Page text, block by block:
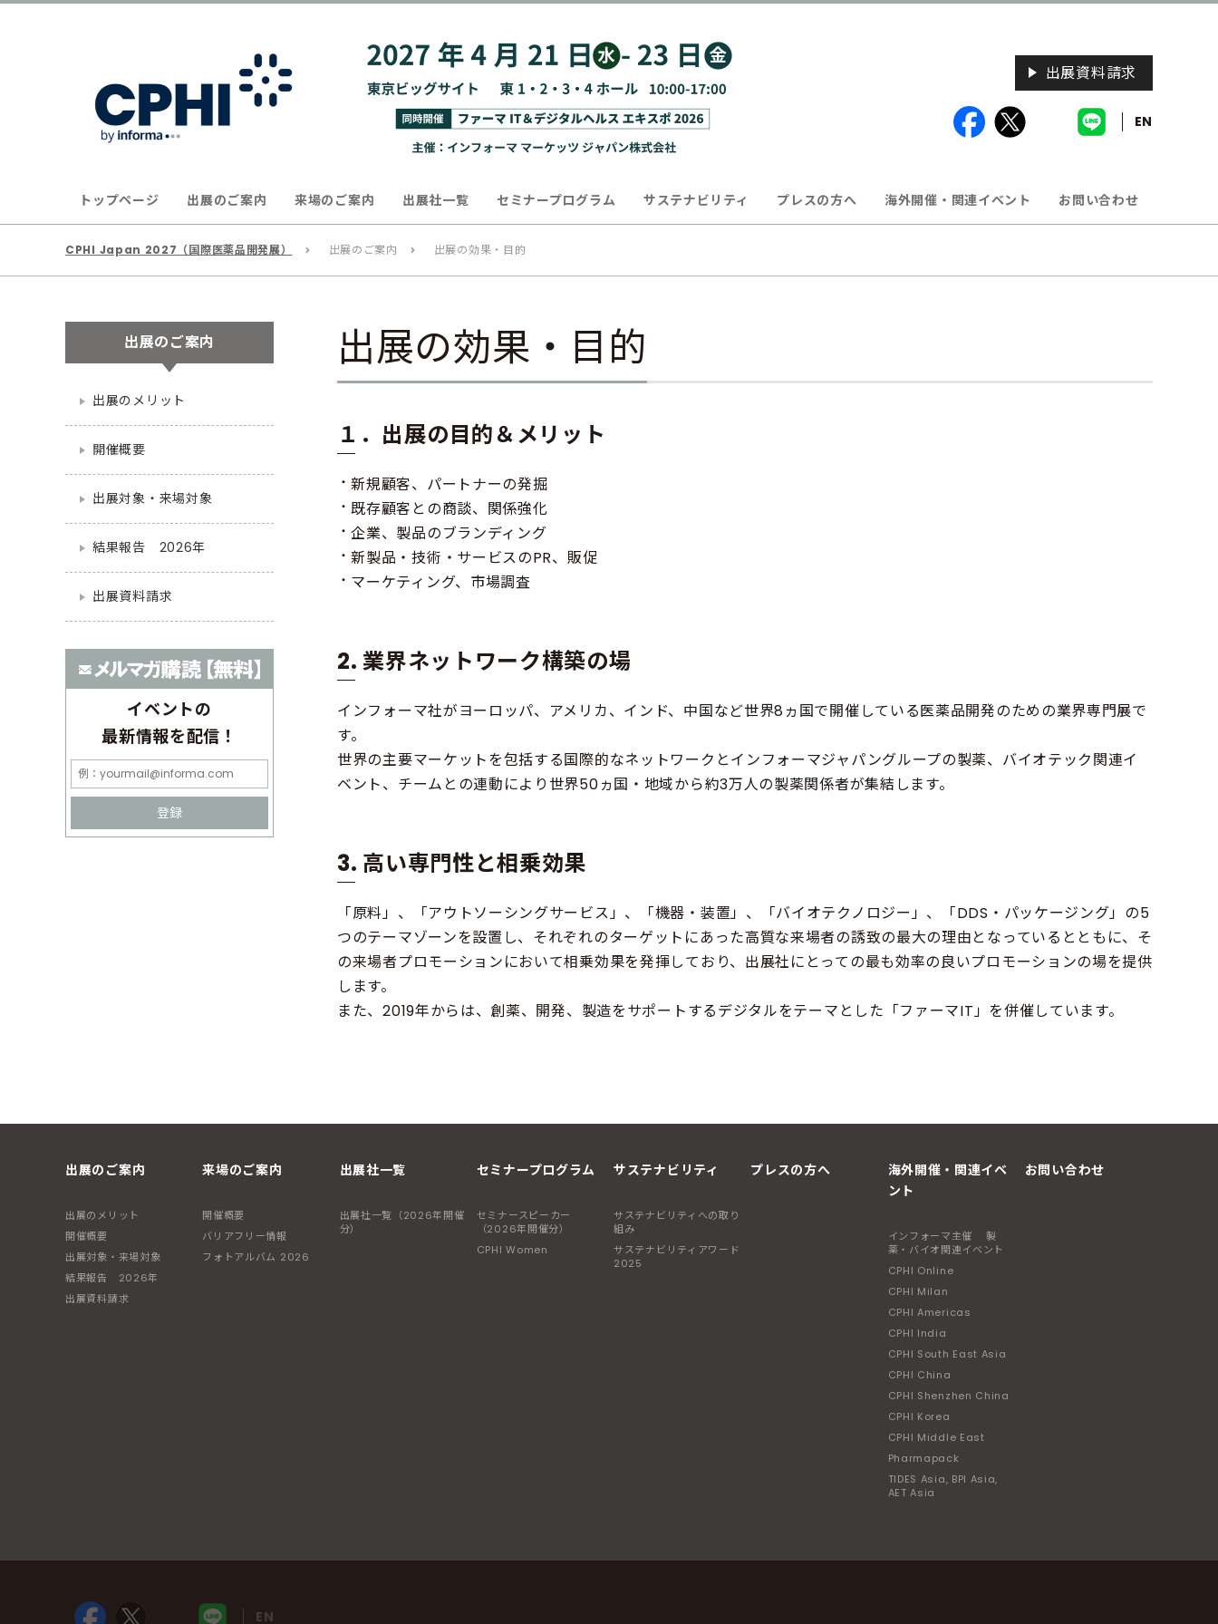
出展資料請求
EN
トップページ 出展のご案内 来場のご案内 出展社一覧 セミナープログラム サステナビリティ プレスの方へ 海外開催・関連イベント お問い合わせ
CPHI Japan 2027（国際医薬品開発展） 出展のご案内 出展の効果・目的
出展の効果・目的
１．出展の目的＆メリット
新規顧客、パートナーの発掘
既存顧客との商談、関係強化
企業、製品のブランディング
新製品・技術・サービスのPR、販促
マーケティング、市場調査
2. 業界ネットワーク構築の場
インフォーマ社がヨーロッパ、アメリカ、インド、中国など世界8ヵ国で開催している医薬品開発のための業界専門展で
す。
世界の主要マーケットを包括する国際的なネットワークとインフォーマジャパングループの製薬、バイオテック関連イ
ベント、チームとの連動により世界50ヵ国・地域から約3万人の製薬関係者が集結します。
3. 高い専門性と相乗効果
「原料」、「アウトソーシングサービス」、「機器・装置」、「バイオテクノロジー」、「DDS・パッケージング」の5
つのテーマゾーンを設置し、それぞれのターゲットにあった高質な来場者の誘致の最大の理由となっているとともに、そ
の来場者プロモーションにおいて相乗効果を発揮しており、出展社にとっての最も効率の良いプロモーションの場を提供
します。
また、2019年からは、創薬、開発、製造をサポートするデジタルをテーマとした「ファーマIT」を併催しています。
出展のご案内
出展のメリット
開催概要
出展対象・来場対象
結果報告 2026年
出展資料請求
イベントの
最新情報を配信！
登録
出展のご案内
出展のメリット
開催概要
出展対象・来場対象
結果報告 2026年
出展資料請求
来場のご案内
開催概要
バリアフリー情報
フォトアルバム 2026
出展社一覧
出展社一覧（2026年開催
分）
セミナープログラム
セミナースピーカー
（2026年開催分）
CPHI Women
サステナビリティ
サステナビリティへの取り
組み
サステナビリティアワード
2025
プレスの方へ
海外開催・関連イベ
ント
インフォーマ主催 製
薬・バイオ関連イベント
CPHI Online
CPHI Milan
CPHI Americas
CPHI India
CPHI South East Asia
CPHI China
CPHI Shenzhen China
CPHI Korea
CPHI Middle East
Pharmapack
TIDES Asia, BPI Asia,
AET Asia
お問い合わせ
EN